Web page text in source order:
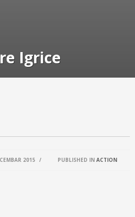
Igrice
2015 / PUBLISHED IN ACTION